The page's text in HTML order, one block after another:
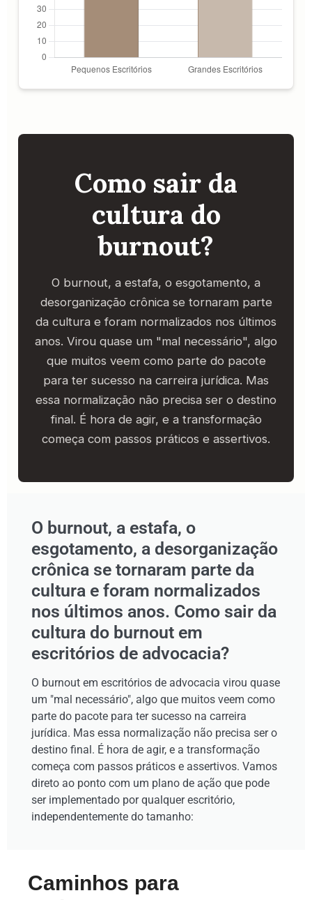
Como sair da
cultura do
burnout?
O burnout, a estafa, o esgotamento, a
desorganização crônica se tornaram parte
da cultura e foram normalizados nos últimos
anos. Virou quase um "mal necessário", algo
que muitos veem como parte do pacote
para ter sucesso na carreira jurídica. Mas
essa normalização não precisa ser o destino
final. É hora de agir, e a transformação
começa com passos práticos e assertivos.
O burnout, a estafa, o
esgotamento, a desorganização
crônica se tornaram parte da
cultura e foram normalizados
nos últimos anos. Como sair da
cultura do burnout em
escritórios de advocacia?
O burnout em escritórios de advocacia virou quase
um "mal necessário", algo que muitos veem como
parte do pacote para ter sucesso na carreira
jurídica. Mas essa normalização não precisa ser o
destino final. É hora de agir, e a transformação
começa com passos práticos e assertivos. Vamos
direto ao ponto com um plano de ação que pode
ser implementado por qualquer escritório,
independentemente do tamanho:
Caminhos para